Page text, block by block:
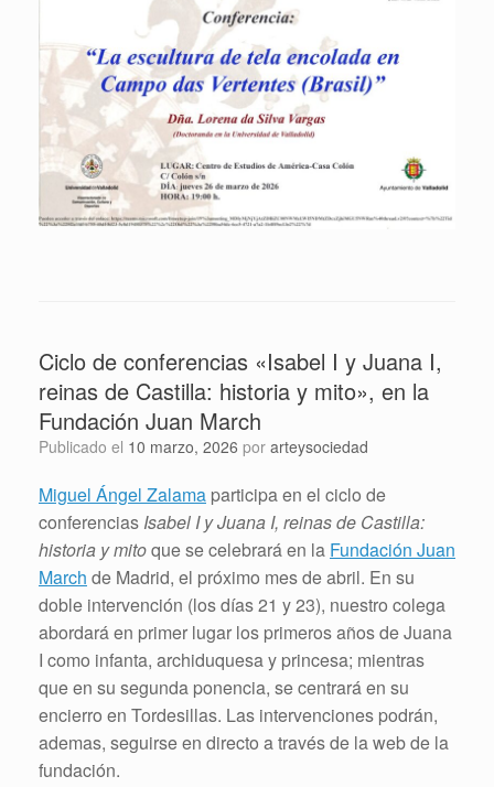
Ciclo de conferencias «Isabel I y Juana I,
reinas de Castilla: historia y mito», en la
Fundación Juan March
Publicado el 10 marzo, 2026 por arteysociedad
Miguel Ángel Zalama participa en el ciclo de
conferencias Isabel I y Juana I, reinas de Castilla:
historia y mitoque se celebrará en la Fundación Juan
March de Madrid, el próximo mes de abril. En su
doble intervención (los días 21 y 23), nuestro colega
abordará en primer lugar los primeros años de Juana
I como infanta, archiduquesa y princesa; mientras
que en su segunda ponencia, se centrará en su
encierro en Tordesillas. Las intervenciones podrán,
ademas, seguirse en directo a través de la web de la
fundación.